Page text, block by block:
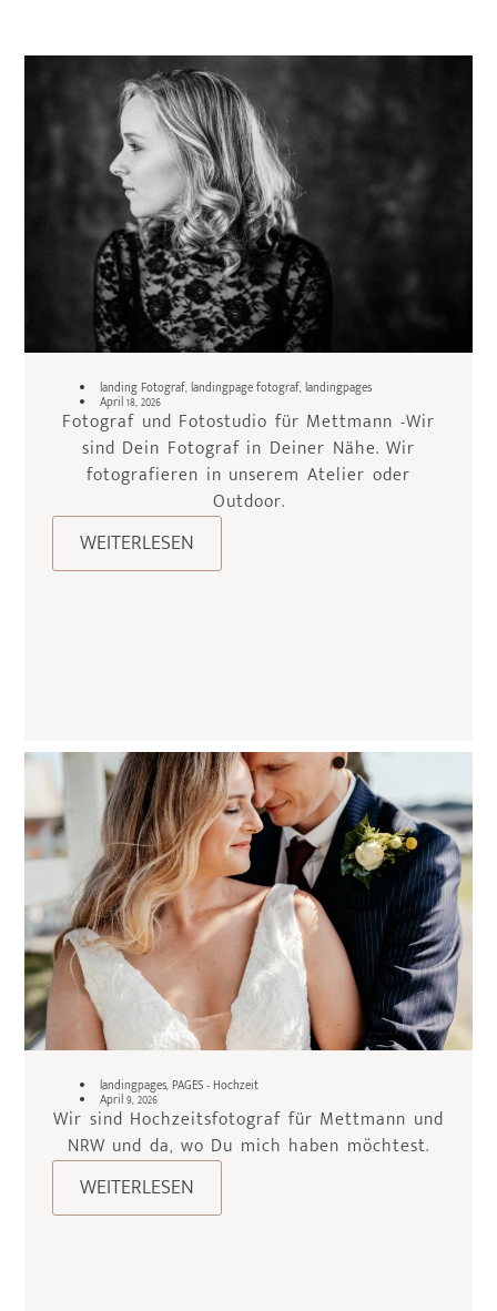
landing Fotograf,landingpage fotograf,landingpages
April 18, 2026
Fotograf und Fotostudio für Mettmann -Wir
sind Dein Fotograf in Deiner Nähe. Wir
fotografieren in unserem Atelier oder
Outdoor.
WEITERLESEN
landingpages, PAGES - Hochzeit
April 9, 2026
Wir sind Hochzeitsfotograf für Mettmann und
NRW und da, wo Du mich haben möchtest.
WEITERLESEN